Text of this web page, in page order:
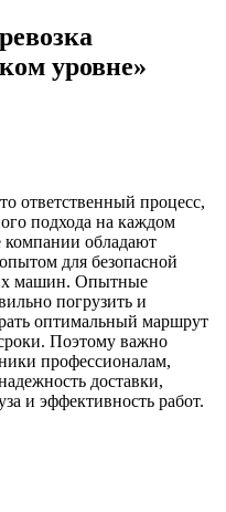
уровне»
ответственный процесс,
подхода на каждом
компании обладают
для безопасной
машин. Опытные
погрузить и
оптимальный маршрут
Поэтому важно
профессионалам,
доставки,
и эффективность работ.